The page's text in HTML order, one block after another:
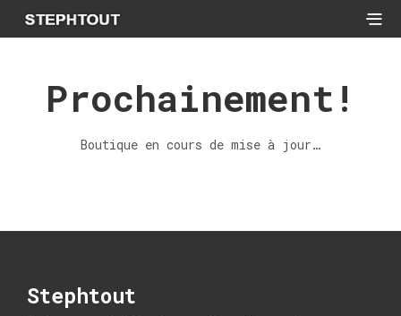
Prochainement!
Boutique en cours de mise à jour…
Stephtout